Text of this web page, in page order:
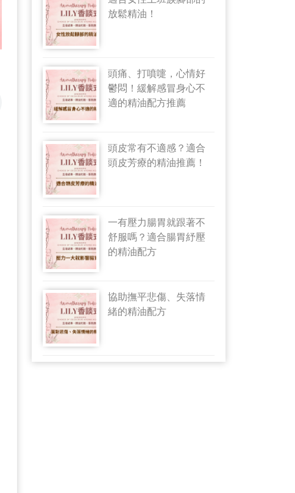
放鬆精油！
頭痛、打噴嚏，心情好
鬱悶！緩解感冒身心不
適的精油配方推薦
頭皮常有不適感？適合
頭皮芳療的精油推薦！
一有壓力腸胃就跟著不
舒服嗎？適合腸胃紓壓
的精油配方
協助撫平悲傷、失落情
緒的精油配方